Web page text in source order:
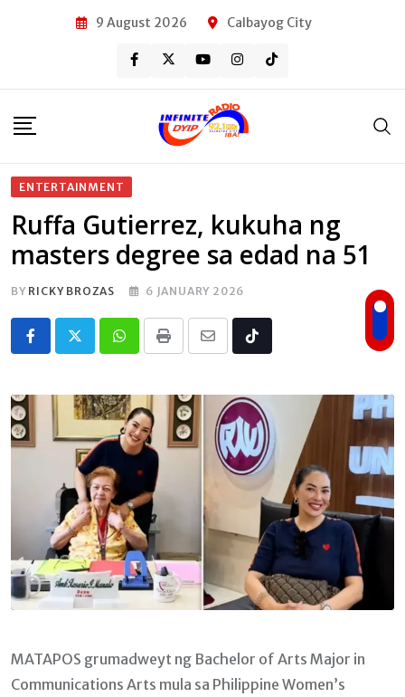
9 August 2026 Calbayog City
ENTERTAINMENT
Ruffa Gutierrez, kukuha ng
masters degree sa edad na 51
BY RICKY BROZAS 6 JANUARY 2026
Whatsapp
Print
Share
Email
Tiktok
MATAPOS grumadweyt ng Bachelor of Arts Major in
Communications Arts mula sa Philippine Women’s